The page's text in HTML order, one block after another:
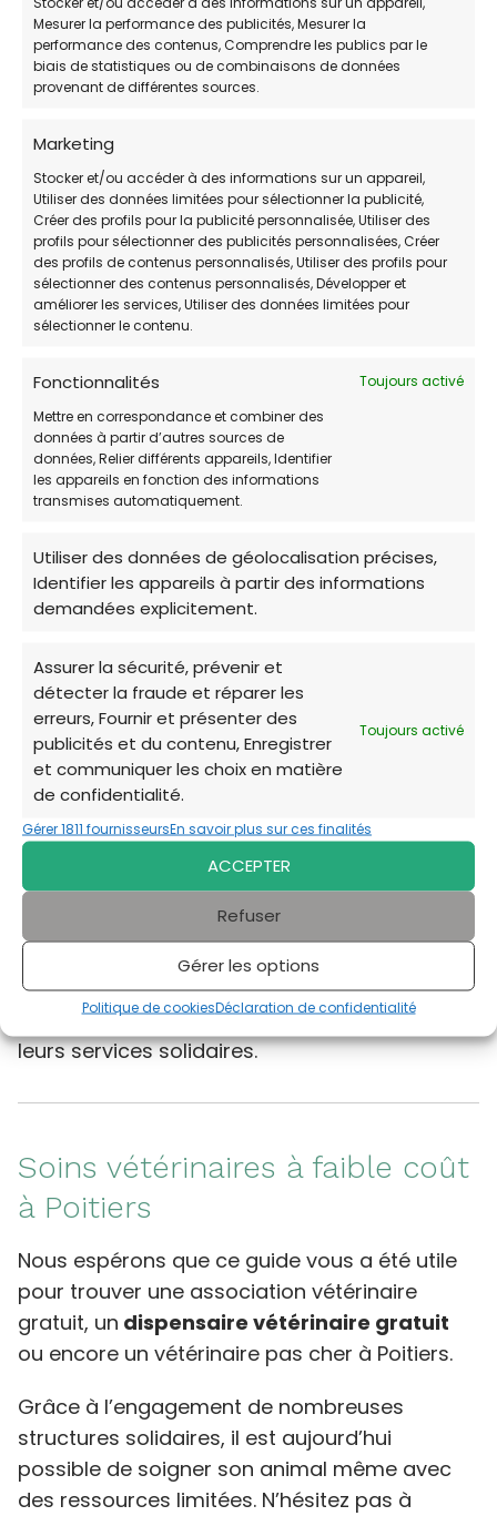
Mesurer la performance des publicités, Mesurer la
performance des contenus, Comprendre les publics par le
biais de statistiques ou de combinaisons de données
provenant de différentes sources.
Marketing
Stocker et/ou accéder à des informations sur un appareil,
Utiliser des données limitées pour sélectionner la publicité,
Créer des profils pour la publicité personnalisée, Utiliser des
profils pour sélectionner des publicités personnalisées, Créer
des profils de contenus personnalisés, Utiliser des profils pour
sélectionner des contenus personnalisés, Développer et
améliorer les services, Utiliser des données limitées pour
sélectionner le contenu.
Fonctionnalités
Toujours activé
Mettre en correspondance et combiner des
données à partir d’autres sources de
données, Relier différents appareils, Identifier
les appareils en fonction des informations
transmises automatiquement.
Utiliser des données de géolocalisation précises,
Identifier les appareils à partir des informations
demandées explicitement.
Assurer la sécurité, prévenir et
détecter la fraude et réparer les
erreurs, Fournir et présenter des
publicités et du contenu, Enregistrer
et communiquer les choix en matière
de confidentialité.
Toujours activé
Gérer 1811 fournisseursEn savoir plus sur ces finalités
ACCEPTER
Refuser
Gérer les options
Politique de cookiesDéclaration de confidentialité
protection et le bien-être des chats errants.
Ellecollabore parfois avec des vétérinaires
partenairespour proposer des soins
(stérilisation, vaccination) à tarif réduit dans le
🐾Trouvez votre nouveau meilleur ami à
Poitiers !Découvrez la liste complète des
Refuges pour animaux à Poitierset aux
alentours. Adoptez, faites du bénévolat ou
3. Clinique vétérinaire du Breuil
🐾 Cliniques vétérinaires
📌ADRESSE:147 Avenue de Nantes, 86000 Poitiers
Certaines cliniques comme celle du Breuil
peuvent offrir, ponctuellement ou sur demande,
des facilités de paiement ou des tarifs
adaptés dans des situations de précarité
est recommandé de les contacter directement
pour discuter des possibilités.
Si vous êtes en situation financière difficile,
n’hésitez pas à contacter ces structures et à
vous munir de justificatifs pour bénéficier de
leurs services solidaires.
Soins vétérinaires à faible coût
à Poitiers
Nous espérons que ce guide vous a été utile
pour trouver une association vétérinaire
gratuit, un dispensaire vétérinaire gratuit
ou encore un vétérinaire pas cher à Poitiers.
Grâce à l’engagement de nombreuses
structures solidaires, il est aujourd’hui
possible de soigner son animal même avec
des ressources limitées. N’hésitez pas à